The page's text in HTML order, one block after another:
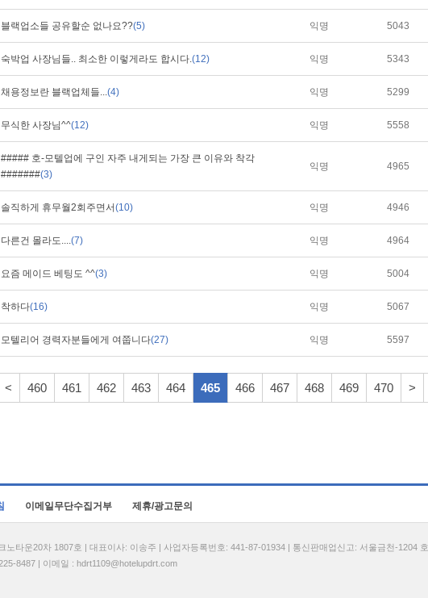
블랙업소들 공유할순 없나요??(5) 익명 5043
숙박업 사장님들.. 최소한 이렇게라도 합시다.(12) 익명 5343
채용정보란 블랙업체들...(4) 익명 5299
무식한 사장님^^(12) 익명 5558
##### 호-모텔업에 구인 자주 내게되는 가장 큰 이유와 착각
#######(3)
익명 4965
솔직하게 휴무월2회주면서(10) 익명 4946
다른건 몰라도....(7) 익명 4964
요즘 메이드 베팅도 ^^(3) 익명 5004
착하다(16) 익명 5067
모텔리어 경력자분들에게 여쭙니다(27) 익명 5597
< 460 461 462 463 464 465 466 467 468 469 470 >
이메일무단수집거부 제휴/광고문의
타운20차 1807호 | 대표이사: 이송주 | 사업자등록번호: 441-87-01934 | 통신판매업신고: 서울금천-1204 호
8487 | 이메일 : hdrt1109@hotelupdrt.com